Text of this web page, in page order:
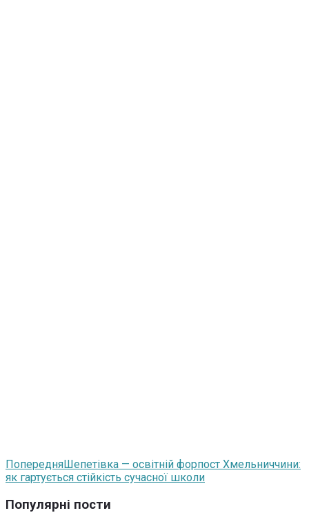
ПопередняШепетівка — освітній форпост Хмельниччини:
як гартується стійкість сучасної школи
Популярні пости